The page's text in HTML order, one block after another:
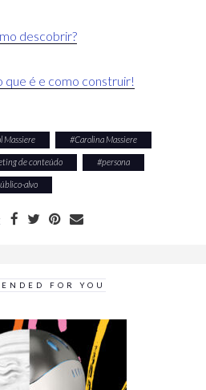
descobrir?
que é e como construir!
Massiere #Carolina Massiere
de conteúdo #persona
alvo
FOR YOU